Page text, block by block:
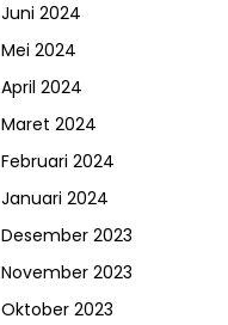
Juni 2024
Mei 2024
April 2024
Maret 2024
Februari 2024
Januari 2024
Desember 2023
November 2023
Oktober 2023